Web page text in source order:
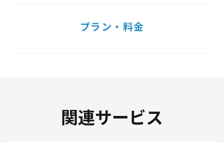
プラン・料金
関連サービス